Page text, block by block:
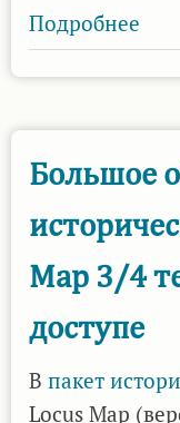
Подробнее
и
для
с
Большое
Map 3/4
доступе
В пакет
Locus Map